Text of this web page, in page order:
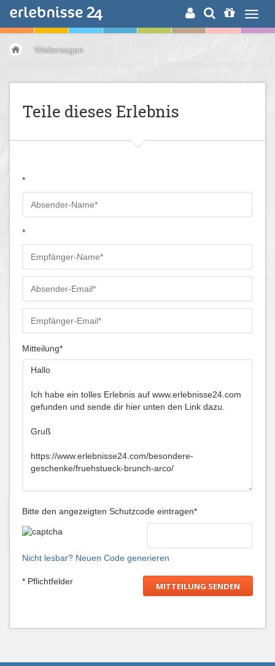
ERLEBNISSUCHE
Weitersagen
Teile dieses Erlebnis
*
*
Mitteilung*
Bitte den angezeigten Schutzcode eintragen*
Nicht lesbar? Neuen Code generieren
* Pflichtfelder